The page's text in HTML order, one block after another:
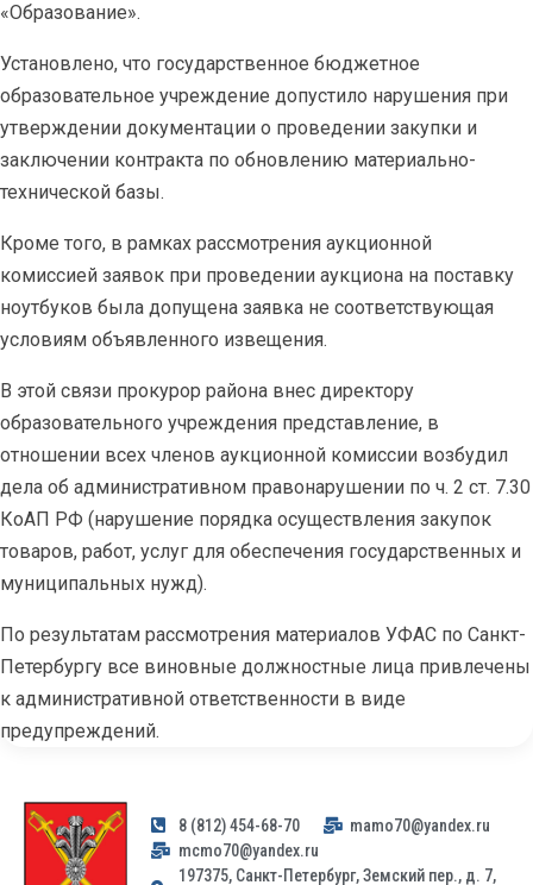
«Образование».
Установлено, что государственное бюджетное
образовательное учреждение допустило нарушения при
утверждении документации о проведении закупки и
заключении контракта по обновлению материально-
технической базы.
Кроме того, в рамках рассмотрения аукционной
комиссией заявок при проведении аукциона на поставку
ноутбуков была допущена заявка не соответствующая
условиям объявленного извещения.
В этой связи прокурор района внес директору
образовательного учреждения представление, в
отношении всех членов аукционной комиссии возбудил
дела об административном правонарушении по ч. 2 ст. 7.30
КоАП РФ (нарушение порядка осуществления закупок
товаров, работ, услуг для обеспечения государственных и
муниципальных нужд).
По результатам рассмотрения материалов УФАС по Санкт-
Петербургу все виновные должностные лица привлечены
к административной ответственности в виде
предупреждений.
8 (812) 454-68-70
mamo70@yandex.ru
mcmo70@yandex.ru
197375, Санкт-Петербург, Земский пер., д. 7,